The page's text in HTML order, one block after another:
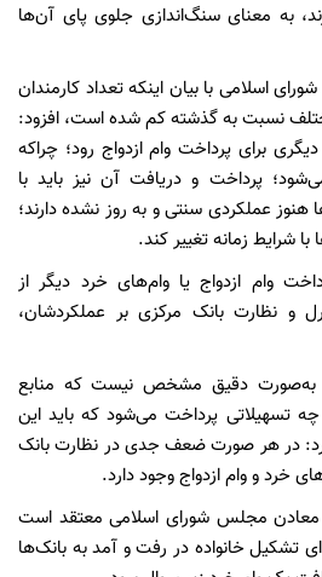
به معنای سنگ‌اندازی جلوی پای آن‌ها
اسلامی با بیان اینکه تعداد کارمندان
نسبت به گذشته کم شده است، افزود:
برای پرداخت وام ازدواج رود؛ چراکه
پرداخت و دریافت آن نیز باید با
هنوز عملکردی سنتی و به روز نشده دارند؛
شرایط زمانه تغییر کند.
وام ازدواج یا وام‌های خرد دیگر از
و نظارت بانک مرکزی بر عملکردشان،
به‌صورت دقیق مشخص نیست که منابع
تسهیلاتی پرداخت می‌شود که باید این
در هر صورت ضعف جدی در نظارت بانک
خرد و وام ازدواج وجود دارد.
مجلس شورای اسلامی معتقد است
تشکیل خانواده در رفت و آمد به بانک‌ها